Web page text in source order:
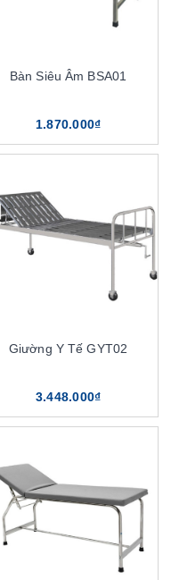
Bàn Siêu Âm BSA01
1.870.000₫
Giường Y Tế GYT02
3.448.000₫